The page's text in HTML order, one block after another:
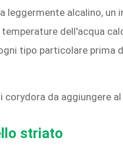
leggermente alcalino, un
temperature dell'acqua
tipo particolare prima
da aggiungere
striato